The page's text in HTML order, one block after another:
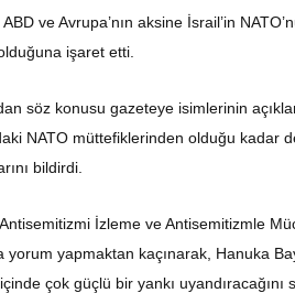
ve Avrupa’nın aksine İsrail’in
işaret etti.
söz konusu gazeteye isimlerinin
NATO müttefiklerinden olduğu kadar
bildirdi.
Antisemitizmi İzleme ve Antisemitizmle
yorum yapmaktan kaçınarak, Hanuka
çok güçlü bir yankı uyandıracağını